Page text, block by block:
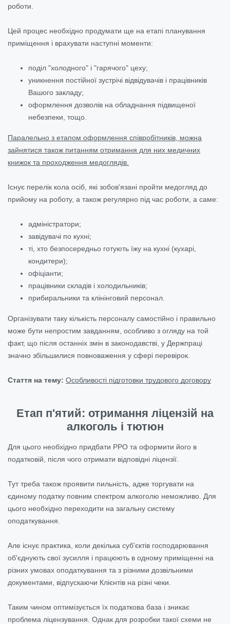
роботи.
Цей процес необхідно продумати ще на етапі планування
приміщення і врахувати наступні моменти:
поділ "холодного" і "гарячого" цеху;
уникнення постійної зустрічі відвідувачів і працівників
Вашого закладу;
оформлення дозволів на обладнання підвищеної
небезпеки, тощо.
Паралельно з етапом оформлення співробітників, можна
зайнятися також питанням отримання для них медичних
книжок та проходження медоглядів.
Існує перелік кола осіб, які зобов'язані пройти медогляд до
прийому на роботу, а також регулярно під час роботи, а саме:
адміністратори;
завідувачі по кухні;
ті, хто безпосередньо готують їжу на кухні (кухарі,
кондитери);
офіціанти;
працівники складів і холодильників;
прибиральники та клінінговий персонал.
Організувати таку кількість персоналу самостійно і правильно
може бути непростим завданням, особливо з огляду на той
факт, що після останніх змін в законодавстві, у Держпраці
значно збільшилися повноваження у сфері перевірок.
Стаття на тему: Особливості підготовки трудового договору
Етап п'ятий: отримання ліцензій на
алкоголь і тютюн
Для цього необхідно придбати РРО та оформити його в
податковій, після чого отримати відповідні ліцензії.
Тут треба також проявити пильність, адже торгувати на
єдиному податку повним спектром алкоголю неможливо. Для
цього необхідно переходити на загальну систему
оподаткування.
Але існує практика, коли декілька суб'єктів господарювання
об'єднують свої зусилля і працюють в одному приміщенні на
різних умовах оподаткування та з різними дозвільними
документами, відпускаючи Клієнтів на різні чеки.
Таким чином оптимізується їх податкова база і зникає
проблема ліцензування. Однак для розробки такої схеми не